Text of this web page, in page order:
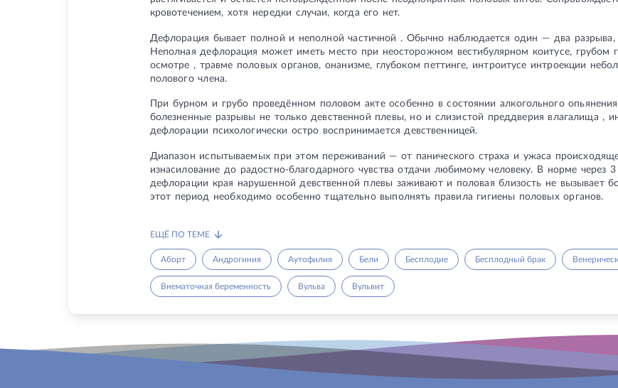
кровотечением, хотя нередки случаи, когда его нет.
Дефлорация бывает полной и неполной частичной . Обычно наблюдается один — два
Неполная дефлорация может иметь место при неосторожном вестибулярном коитусе, грубом
осмотре , травме половых органов, онанизме, глубоком петтинге, интроитусе интроекции
полового члена.
При бурном и грубо проведённом половом акте особенно в состоянии алкогольного
болезненные разрывы не только девственной плевы, но и слизистой преддверия влагалища ,
дефлорации психологически остро воспринимается девственницей.
Диапазон испытываемых при этом переживаний — от панического страха и ужаса
изнасилование до радостно-благодарного чувства отдачи любимому человеку. В норме через
дефлорации края нарушенной девственной плевы заживают и половая близость не вызывает
этот период необходимо особенно тщательно выполнять правила гигиены половых органов.
ЕЩЁ ПО ТЕМЕ
Аборт Андрогиния Аутофилия Бели Бесплодие Бесплодный брак
Внематочная беременность Вульва Вульвит